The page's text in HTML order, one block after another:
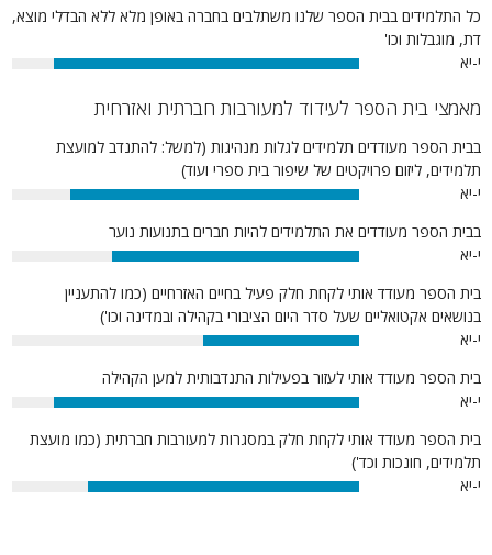
כל התלמידים בבית הספר שלנו משתלבים בחברה באופן מלא ללא הבדלי מוצא,
דת, מוגבלות וכו'
י-יא
88%
מאמצי בית הספר לעידוד למעורבות חברתית ואזרחית
בבית הספר מעודדים תלמידים לגלות מנהיגות (למשל: להתנדב למועצת
תלמידים, ליזום פרויקטים של שיפור בית ספרי ועוד)
י-יא
83%
בבית הספר מעודדים את התלמידים להיות חברים בתנועות נוער
י-יא
71%
בית הספר מעודד אותי לקחת חלק פעיל בחיים האזרחיים (כמו להתעניין
בנושאים אקטואליים שעל סדר היום הציבורי בקהילה ובמדינה וכו')
י-יא
45%
בית הספר מעודד אותי לעזור בפעילות התנדבותית למען הקהילה
י-יא
88%
בית הספר מעודד אותי לקחת חלק במסגרות למעורבות חברתית (כמו מועצת
תלמידים, חונכות וכד')
י-יא
78%